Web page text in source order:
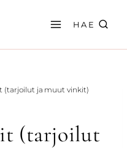
HAE
(tarjoilut ja muut vinkit)
(tarjoilut